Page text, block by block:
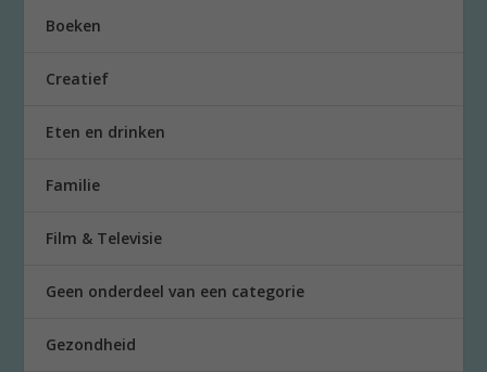
Boeken
Creatief
Eten en drinken
Familie
Film & Televisie
Geen onderdeel van een categorie
Gezondheid